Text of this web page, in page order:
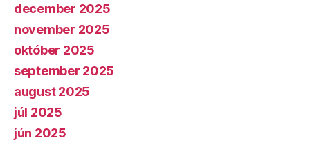
december 2025
november 2025
október 2025
september 2025
august 2025
júl 2025
jún 2025